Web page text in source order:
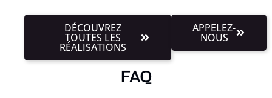
DÉCOUVREZ
TOUTES LES
RÉALISATIONS
APPELEZ-
NOUS
FAQ